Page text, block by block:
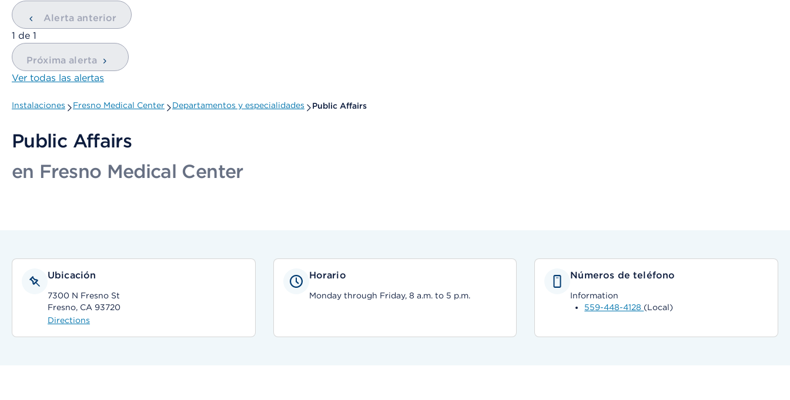
Alerta anterior
mostrando
1 de 1
Próxima alerta
Ver todas las alertas
Instalaciones Fresno Medical Center Departamentos y especialidades Public Affairs
Public Affairs
en Fresno Medical Center
Ubicación
7300 N Fresno St
Fresno, CA 93720
Directions
Horario
Monday through Friday, 8 a.m. to 5 p.m.
Números de teléfono
Information
559-448-4128 (Local)